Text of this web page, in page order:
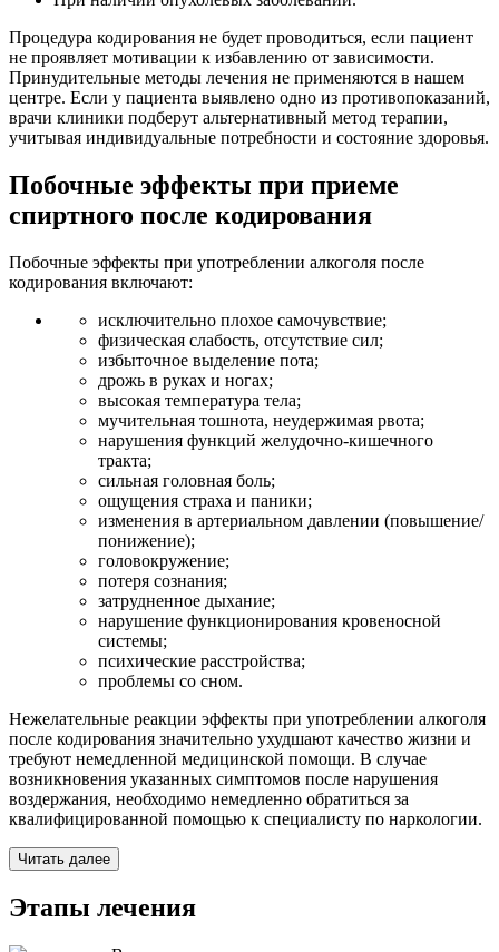
Процедура кодирования не будет проводиться, если пациент
не проявляет мотивации к избавлению от зависимости.
Принудительные методы лечения не применяются в нашем
центре. Если у пациента выявлено одно из противопоказаний,
врачи клиники подберут альтернативный метод терапии,
учитывая индивидуальные потребности и состояние здоровья.
Побочные эффекты при приеме
спиртного после кодирования
Побочные эффекты при употреблении алкоголя после
кодирования включают:
исключительно плохое самочувствие;
физическая слабость, отсутствие сил;
избыточное выделение пота;
дрожь в руках и ногах;
высокая температура тела;
мучительная тошнота, неудержимая рвота;
нарушения функций желудочно-кишечного
тракта;
сильная головная боль;
ощущения страха и паники;
изменения в артериальном давлении (повышение/
понижение);
головокружение;
потеря сознания;
затрудненное дыхание;
нарушение функционирования кровеносной
системы;
психические расстройства;
проблемы со сном.
Нежелательные реакции эффекты при употреблении алкоголя
после кодирования значительно ухудшают качество жизни и
требуют немедленной медицинской помощи. В случае
возникновения указанных симптомов после нарушения
воздержания, необходимо немедленно обратиться за
квалифицированной помощью к специалисту по наркологии.
Читать далее
Этапы лечения